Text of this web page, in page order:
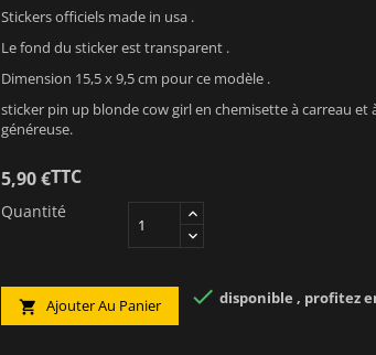
Stickers officiels made in usa .
Le fond du sticker est transparent .
Dimension 15,5 x 9,5 cm pour ce modèle .
sticker pin up blonde cow girl en chemisette à carreau et
généreuse.
5,90 €TTC
Quantité
 Ajouter Au Panier  disponible , profitez